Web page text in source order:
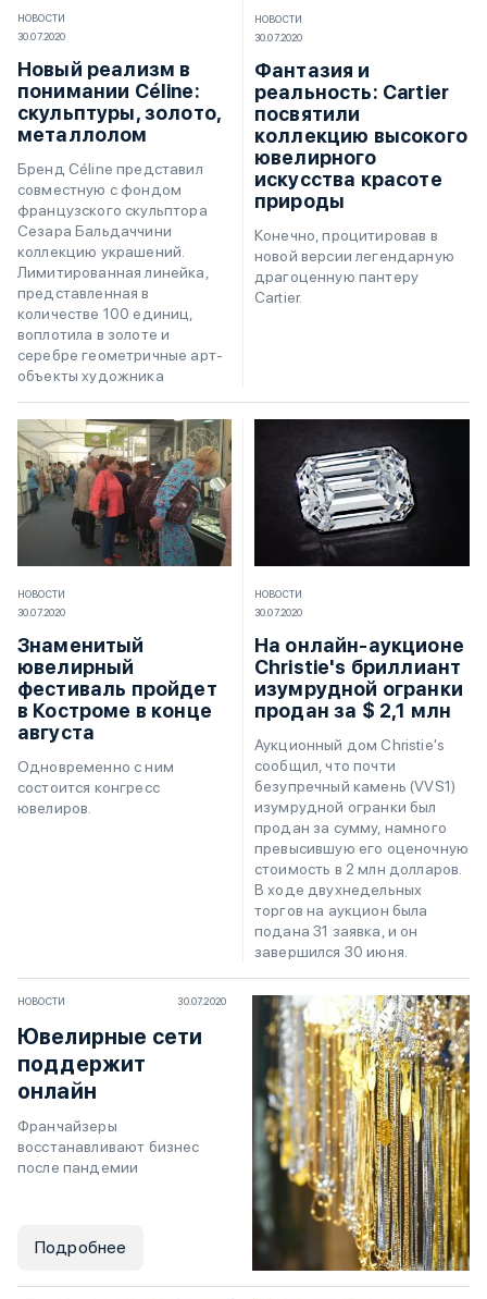
НОВОСТИ
30.07.2020
Новый реализм в
понимании Céline:
скульптуры, золото,
металлолом
Бренд Céline представил
совместную с фондом
французского скульптора
Сезара Бальдаччини
коллекцию украшений.
Лимитированная линейка,
представленная в
количестве 100 единиц,
воплотила в золоте и
серебре геометричные арт-
объекты художника
НОВОСТИ
30.07.2020
Фантазия и
реальность: Cartier
посвятили
коллекцию высокого
ювелирного
искусства красоте
природы
Конечно, процитировав в
новой версии легендарную
драгоценную пантеру
Cartier.
НОВОСТИ
30.07.2020
Знаменитый
ювелирный
фестиваль пройдет
в Костроме в конце
августа
Одновременно с ним
состоится конгресс
ювелиров.
НОВОСТИ
30.07.2020
На онлайн-аукционе
Christie's бриллиант
изумрудной огранки
продан за $ 2,1 млн
Аукционный дом Christie's
сообщил, что почти
безупречный камень (VVS1)
изумрудной огранки был
продан за сумму, намного
превысившую его оценочную
стоимость в 2 млн долларов.
В ходе двухнедельных
торгов на аукцион была
подана 31 заявка, и он
завершился 30 июня.
НОВОСТИ 30.07.2020
Ювелирные сети
поддержит
онлайн
Франчайзеры
восстанавливают бизнес
после пандемии
Подробнее